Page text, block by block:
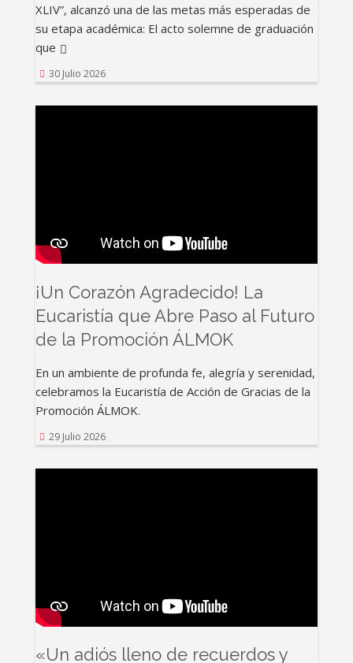
XLIV”, alcanzó una de las metas más esperadas de
su etapa académica: El acto solemne de graduación
que
30 Julio 2026
¡Un Corazón Agradecido! La
Eucaristía que Abre Paso al Futuro
de la Promoción ÁLMOK
En un ambiente de profunda fe, alegría y serenidad,
celebramos la Eucaristía de Acción de Gracias de la
Promoción ÁLMOK.
29 Julio 2026
«Un adiós lleno de recuerdos y